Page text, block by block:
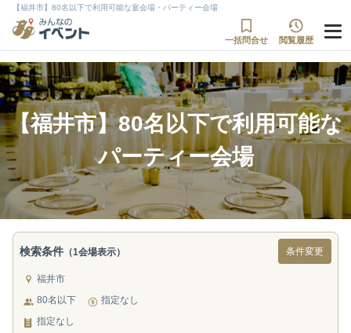
【福井市】80名以下で利用可能な宴会場・パーティー会場
一括問合せ 閲覧履歴
【福井市】80名以下で利用可能な
パーティー会場
検索条件 （1会場表示） 条件変更
福井市
80名以下
指定なし
指定なし